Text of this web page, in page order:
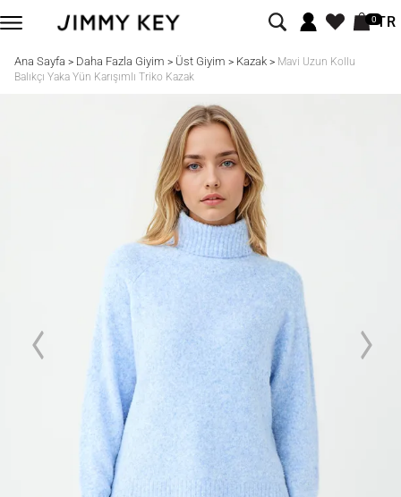
0TR
Ana Sayfa > Daha Fazla Giyim > Üst Giyim > Kazak> Mavi Uzun Kollu
Balıkçı Yaka Yün Karışımlı Triko Kazak